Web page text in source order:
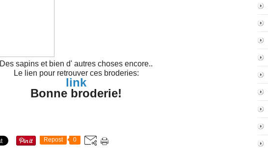
Des sapins et bien d' autres choses encore..
Le lien pour retrouver ces broderies:
link
Bonne broderie!
Repost 0